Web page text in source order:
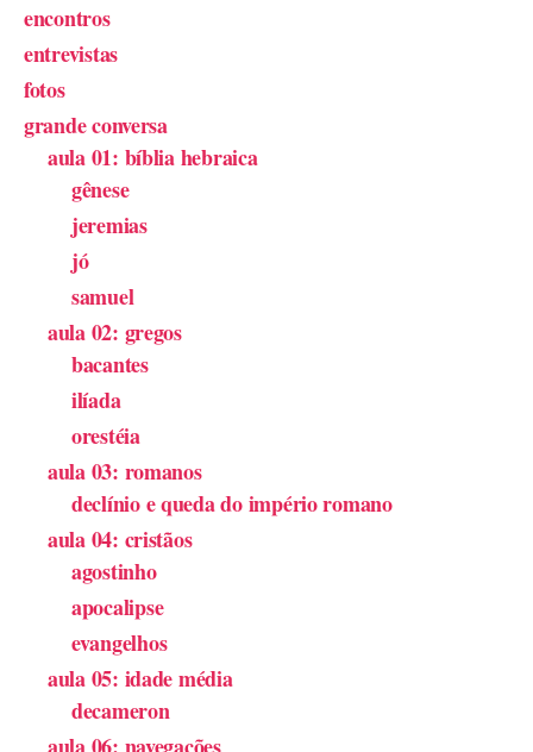
encontros
entrevistas
fotos
grande conversa
aula 01: bíblia hebraica
gênese
jeremias
jó
samuel
aula 02: gregos
bacantes
ilíada
orestéia
aula 03: romanos
declínio e queda do império romano
aula 04: cristãos
agostinho
apocalipse
evangelhos
aula 05: idade média
decameron